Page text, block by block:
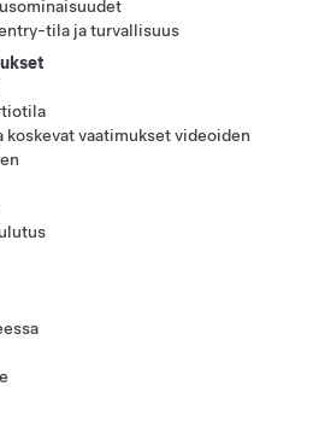
tila ja turvallisuus
vaatimukset videoiden